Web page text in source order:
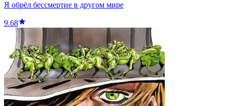
Я обрёл бессмертие в другом мире
9.68